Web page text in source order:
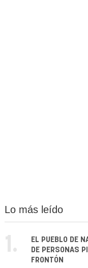
Lo más leído
1.
EL PUEBLO DE
DE PERSONAS
FRONTÓN